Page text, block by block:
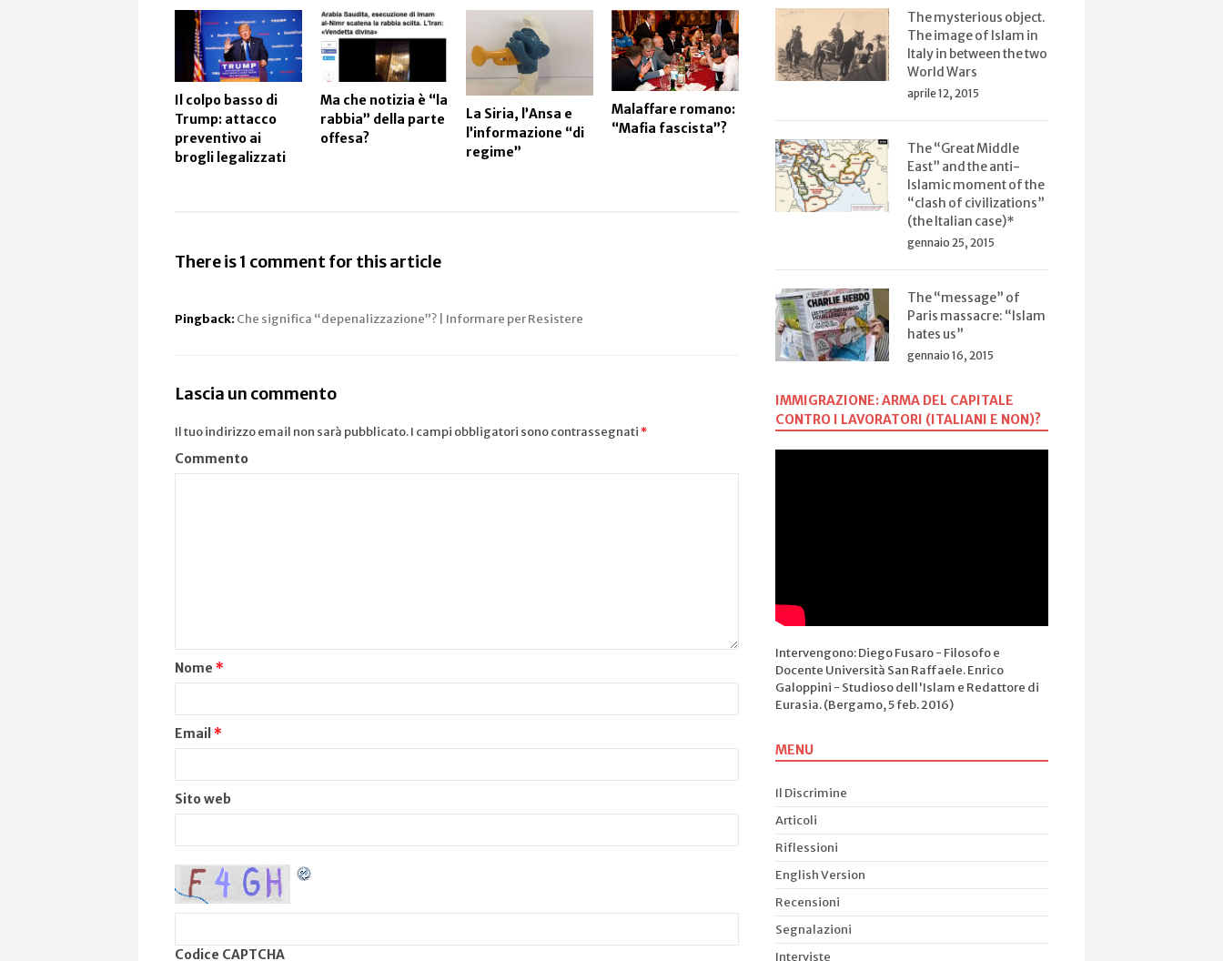
Il colpo basso di
Trump: attacco
preventivo ai
brogli legalizzati
Ma che notizia è “la
rabbia” della parte
offesa?
La Siria, l’Ansa e
l’informazione “di
regime”
Malaffare romano:
“Mafia fascista”?
elogio di Bergoglio
e le responsabilità
dei cattolici di oggi
Conosci il Profeta
Muhammad?
There is 1 comment for this article
Pingback: Che significa “depenalizzazione”? | Informare per Resistere
Lascia un commento
Il tuo indirizzo email non sarà pubblicato.I campi obbligatori sono contrassegnati*
Commento
Nome *
Email *
Sito web
Codice CAPTCHA
The mysterious object.
The image of Islam in
Italy in between the two
World Wars
aprile 12, 2015
The “Great Middle
East” and the anti-
Islamic moment of the
“clash of civilizations”
(the Italian case)*
gennaio 25, 2015
The “message” of
Paris massacre: “Islam
hates us”
gennaio 16, 2015
IMMIGRAZIONE: ARMA DEL CAPITALE
CONTRO I LAVORATORI (ITALIANI E NON)?
Intervengono: Diego Fusaro - Filosofo e
Docente Università San Raffaele. Enrico
Galoppini - Studioso dell'Islam e Redattore di
Eurasia. (Bergamo, 5 feb. 2016)
MENU
Il Discrimine
Articoli
Riflessioni
English Version
Recensioni
Segnalazioni
Interviste